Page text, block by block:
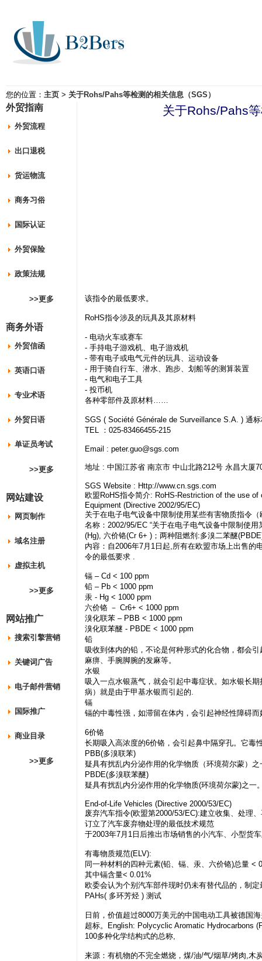
您的位置： 主页 > 关于Rohs/Pahs等检测的相关信息（SGS）
外贸指南
外贸流程
出口退税
货运物流
商务习俗
国际认证
外贸保险
政策法规
>>更多
商务外语
外贸信函
英语口语
专业术语
外贸日语
单证员考试
>>更多
网站建设
网页制作
域名注册
虚拟主机
>>更多
网站推广
搜索引擎营销
关键词广告
电子邮件营销
国际推广
商业目录
>>更多
关于Rohs/Pahs
该指令的最低要求。
RoHS指令涉及的玩具及其原材料
- 电动火车或赛车
- 手持电子游戏机、电子游戏机
- 带有电子或电气元件的玩具、运动设备
- 用于骑自行车、潜水、跑步、划船等的测算装置
- 电气和电子工具
- 投币机
各种零部件及原材料……
SGS ( Société Générale de Surveillance S.A. ) 通
TEL ：025-83466455-215
Email : peter.guo@sgs.com
地址 : 中国江苏省 南京市 中山北路212号 永昌大厦
SGS Website : Http://www.cn.sgs.com
欧盟RoHS指令简介: RoHS-Restriction of the use
Equipment (Directive 2002/95/EC)
关于在电子电气设备中限制使用某些有害物质指令
名称：2002/95/EC “关于在电子电气设备中限制使
(Hg), 六价铬(Cr 6+ )；两种阻燃剂:多溴二苯醚
内容：自2006年7月1日起,所有在欧盟市场上出售
令的最低要求 .
镉 – Cd < 100 ppm
铅 – Pb < 1000 ppm
汞 - Hg < 1000 ppm
六价铬 － Cr6+ < 1000 ppm
溴化联苯 – PBB < 1000 ppm
溴化联苯醚 - PBDE < 1000 ppm
铅
吸收到体内的铅，不论是何种形式的化合物，都会
麻痹、手腕脚腕的发麻等。
水银
吸入一点水银蒸气，就会引起中毒症状。如水银长
病）就是由于甲基水银而引起的.
镉
镉的中毒性强，如滞留在体内，会引起神经性障碍
6价铬
长期吸入高浓度的6价铬，会引起鼻中隔穿孔。它毒
PBB(多溴联苯)
疑具有扰乱内分泌作用的化学物质（环境荷尔蒙）
PBDE(多溴联苯醚)
疑具有扰乱内分泌作用的化学物质(环境荷尔蒙)之一
End-of-Life Vehicles (Directive 2000/53/EC)
废弃汽车指令(欧盟第2000/53/EC):建立收集、处理
订立了汽车废弃物处理的最低技术规范
于2003年7月1日后推出市场销售的小汽车、小型货
有毒物质规范(ELV):
同一种材料的四种元素(铅、镉、汞、六价铬)总量 <
其中镉含量< 0.01%
欧委会认为个别汽车部件现时仍未有替代品的，制
PAHs( 多环芳烃 ) 测试
日前，价值超过8000万美元的中国电动工具被德国
超标。English: Polycyclic Aromatic Hydrocarbons
100多种化学结构式的总称,
来源：有机物的不完全燃烧，煤/油/气/烟草/烤肉,木